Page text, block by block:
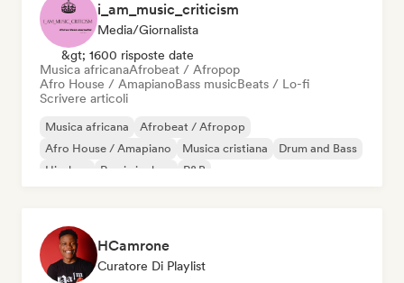
i_am_music_criticism
Media/Giornalista
&gt; 1600 risposte date
Musica africanaAfrobeat / Afropop
Afro House / AmapianoBass musicBeats / Lo-fi
Scrivere articoli
Musica africana
Afrobeat / Afropop
Afro House / Amapiano
Musica cristiana
Drum and Bass
Hip-hop
Rap in inglese R&B
HCamrone
Curatore Di Playlist